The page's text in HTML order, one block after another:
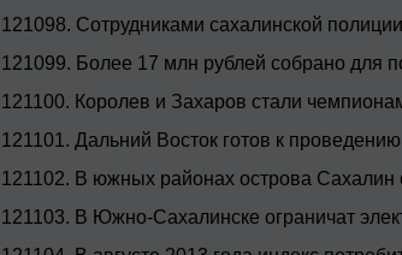
121098. Сотрудниками сахалинской
121099. Более 17 млн рублей собрано для
121100. Королев и Захаров стали
121101. Дальний Восток готов к
121102. В южных районах острова Сахалин
121103. В Южно-Сахалинске ограничат